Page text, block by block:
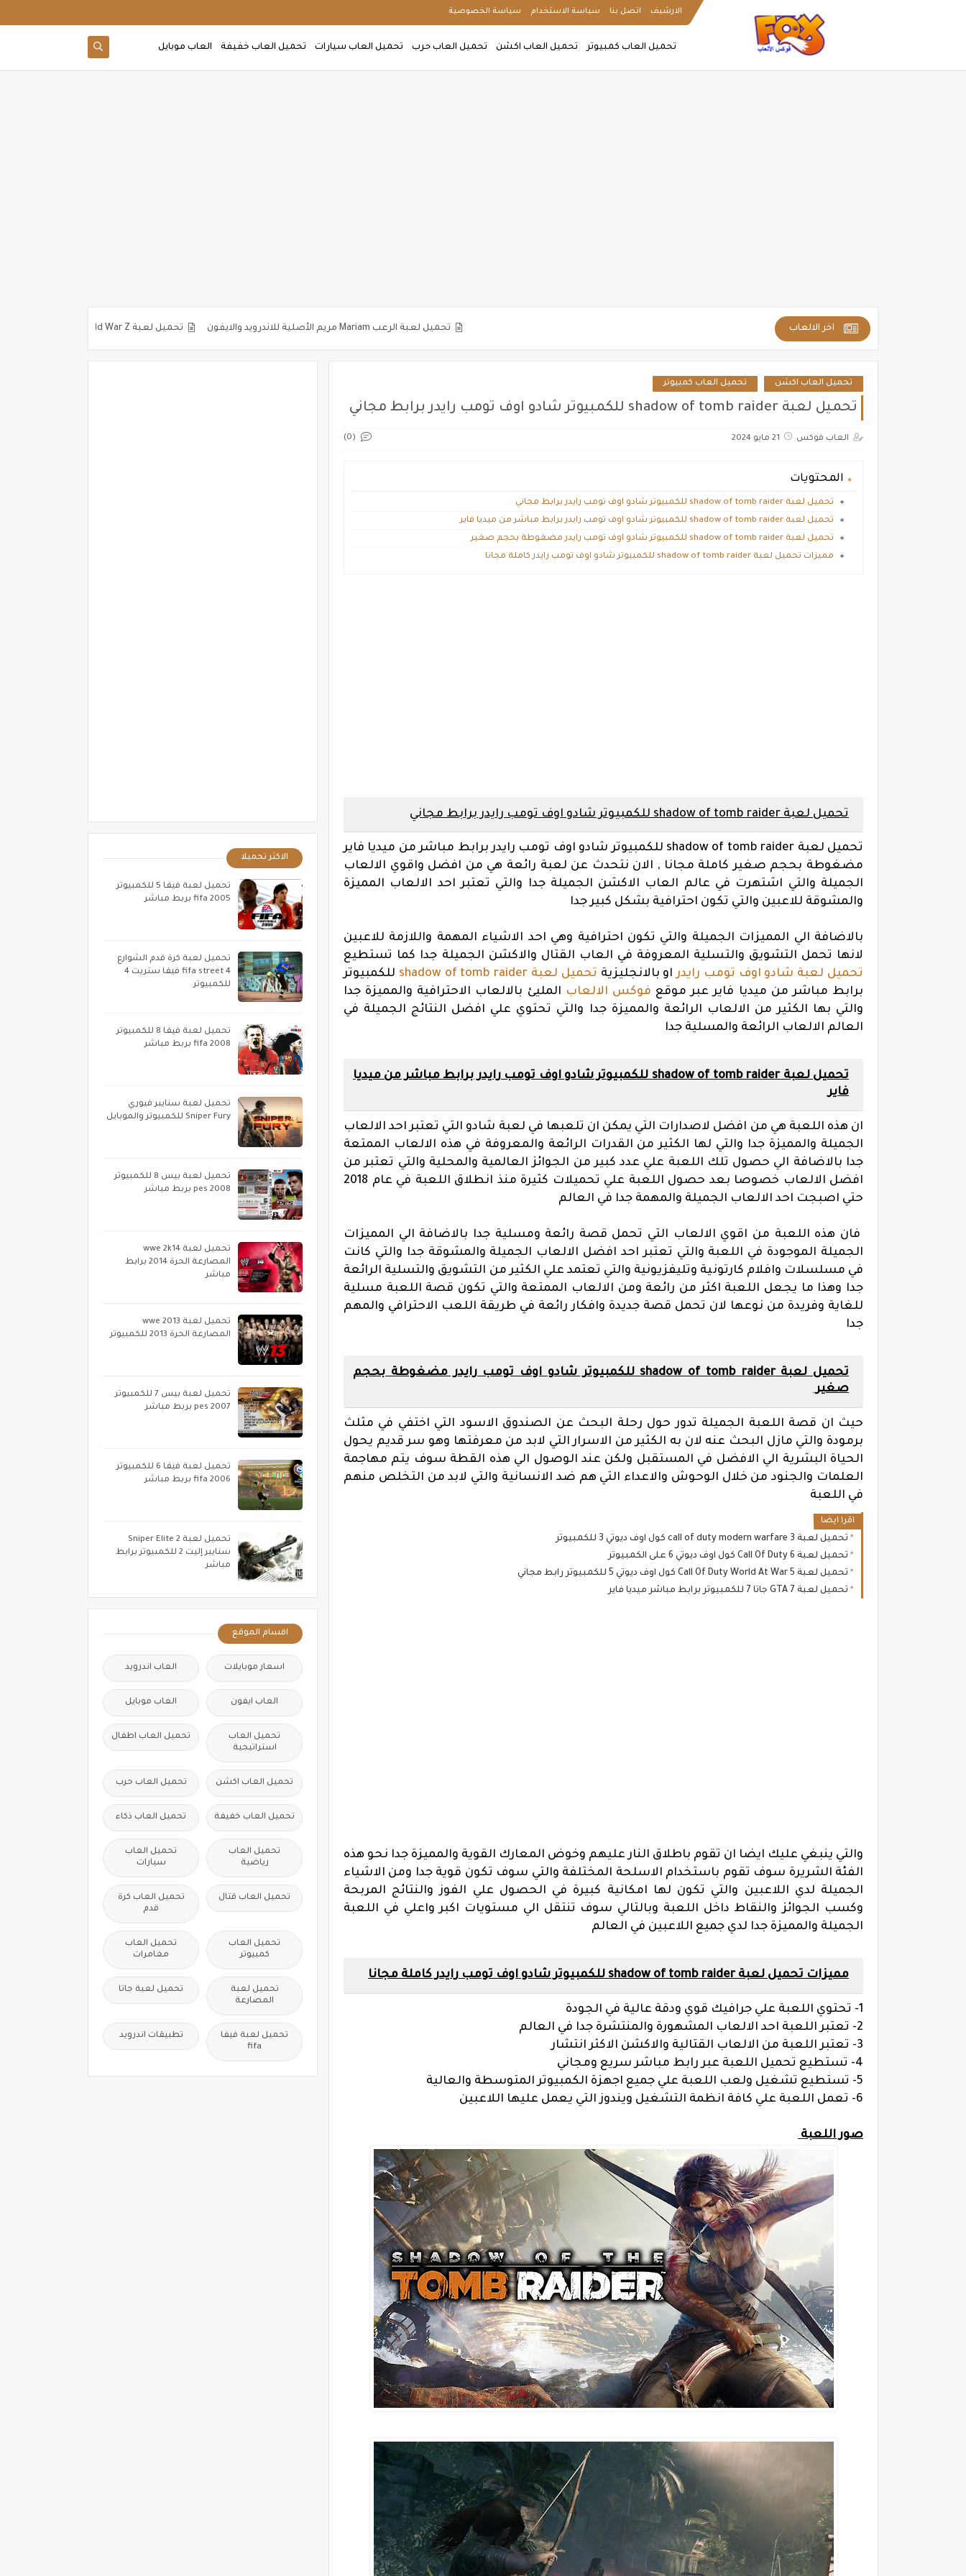
الارشيف اتصل بنا سياسة الاستخدام سياسة الخصوصية
تحميل العاب كمبيوتر تحميل العاب اكشن تحميل العاب حرب تحميل العاب سيارات تحميل العاب خفيفة العاب موبايل
اخر الالعاب تحميل لعبة الرعب Mariam مريم الأصلية للاندرويد والايفون تحميل لعبة World War Z للكمبيوتر والاندرويد مضغوطة كاملة برابط مباشر
تحميل العاب اكشن تحميل العاب كمبيوتر
تحميل لعبة shadow of tomb raider للكمبيوتر شادو اوف تومب رايدر برابط مجاني
العاب فوكس 21 مايو 2024 (0)
المحتويات
تحميل لعبة shadow of tomb raider للكمبيوتر شادو اوف تومب رايدر برابط مجاني
تحميل لعبة shadow of tomb raider للكمبيوتر شادو اوف تومب رايدر برابط مباشر من ميديا فاير
تحميل لعبة shadow of tomb raider للكمبيوتر شادو اوف تومب رايدر مضغوطة بحجم صغير
مميزات تحميل لعبة shadow of tomb raider للكمبيوتر شادو اوف تومب رايدر كاملة مجانا
تحميل لعبة shadow of tomb raider للكمبيوتر شادو اوف تومب رايدر برابط مجاني
تحميل لعبة shadow of tomb raider للكمبيوتر شادو اوف تومب رايدر برابط مباشر من ميديا فاير
مضغوطة بحجم صغير كاملة مجانا , الان نتحدث عن لعبة رائعة هي من افضل واقوي الالعاب
الجميلة والتي اشتهرت في عالم العاب الاكشن الجميلة جدا والتي تعتبر احد الالعاب المميزة
والمشوقة للاعبين والتي تكون احترافية بشكل كبير جدا
بالاضافة الي المميزات الجميلة والتي تكون احترافية وهي احد الاشياء المهمة واللازمة للاعبين
لانها تحمل التشويق والتسلية المعروفة في العاب القتال والاكشن الجميلة جدا كما تستطيع
تحميل لعبة شادو اوف تومب رايدراو بالانجليزية تحميل لعبة shadow of tomb raider
للكمبيوتر
برابط مباشر من ميديا فاير عبر موقع فوكس الالعاب المليئ بالالعاب الاحترافية والمميزة جدا
والتي بها الكثير من الالعاب الرائعة والمميزة جدا والتي تحتوي علي افضل النتائج الجميلة في
العالم الالعاب الرائعة والمسلية جدا
تحميل لعبة shadow of tomb raider للكمبيوتر شادو اوف تومب رايدر برابط مباشر من ميديا
فاير
ان هذه اللعبة هي من افضل لاصدارات التي يمكن ان تلعبها في لعبة شادو التي تعتبر احد الالعاب
الجميلة والمميزة جدا والتي لها الكثير من القدرات الرائعة والمعروفة في هذه الالعاب الممتعة
جدا بالاضافة الي حصول تلك اللعبة علي عدد كبير من الجوائز العالمية والمحلية والتي تعتبر من
افضل الالعاب خصوصا بعد حصول اللعبة علي تحميلات كثيرة منذ انطلاق اللعبة في عام 2018
حتي اصبجت احد الالعاب الجميلة والمهمة جدا في العالم
فان هذه اللعبة من اقوي الالعاب التي تحمل قصة رائعة ومسلية جدا بالاضافة الي المميزات
الجميلة الموجودة في اللعبة والتي تعتبر احد افضل الالعاب الجميلة والمشوقة جدا والتي كانت
في مسلسلات وافلام كارتونية وتليفزيونية والتي تعتمد علي الكثير من التشويق والتسلية الرائعة
جدا وهذا ما يجعل اللعبة اكثر من رائعة ومن الالعاب الممتعة والتي تكون قصة اللعبة مسلية
للغاية وفريدة من نوعها لان تحمل قصة جديدة وافكار رائعة في طريقة اللعب الاحترافي والمهم
جدا
تحميل لعبة shadow of tomb raider للكمبيوتر شادو اوف تومب رايدر مضغوطة بحجم
صغير
حيث ان قصة اللعبة الجميلة تدور حول رحلة البحث عن الصندوق الاسود التي اختفي في مثلث
برمودة والتي مازل البحث عنه لان به الكثير من الاسرار التي لابد من معرفتها وهو سر قديم يحول
الحياة البشرية الي الافضل في المستقبل ولكن عند الوصول الي هذه القطة سوف يتم مهاجمة
العلمات والجنود من خلال الوحوش والاعداء التي هم ضد الانسانية والتي لابد من التخلص منهم
في اللعبة
اقرا ايضا
تحميل لعبة call of duty modern warfare 3 كول اوف ديوتي 3 للكمبيوتر
تحميل لعبة Call Of Duty 6 كول اوف ديوتي 6 على الكمبيوتر
تحميل لعبة 5 Call Of Duty World At War كول اوف ديوتي 5 للكمبيوتر رابط مجاني
تحميل لعبة GTA 7 جاتا 7 للكمبيوتر برابط مباشر ميديا فاير
والتي ينبغي عليك ايضا ان تقوم باطلاق النار عليهم وخوض المعارك القوية والمميزة جدا نحو هذه
الفئة الشريرة سوف تقوم باستخدام الاسلحة المختلفة والتي سوف تكون قوية جدا ومن الاشياء
الجميلة لدي اللاعبين والتي تكون لها امكانية كبيرة في الحصول علي الفوز والنتائج المربحة
وكسب الجوائز والنقاط داخل اللعبة وبالتالي سوف تنتقل الي مستويات اكبر واعلي في اللعبة
الجميلة والمميزة جدا لدي جميع اللاعبين في العالم
مميزات تحميل لعبة shadow of tomb raider للكمبيوتر شادو اوف تومب رايدر كاملة مجانا
1- تحتوي اللعبة علي جرافيك قوي ودقة عالية في الجودة
2- تعتبر اللعبة احد الالعاب المشهورة والمنتشرة جدا في العالم
3- تعتبر اللعبة من الالعاب القتالية والاكشن الاكثر انتشار
4- تستطيع تحميل اللعبة عبر رابط مباشر سريع ومجاني
5- تستطيع تشغيل ولعب اللعبة علي جميع اجهزة الكمبيوتر المتوسطة والعالية
6- تعمل اللعبة علي كافة انظمة التشغيل ويندوز التي يعمل عليها اللاعبين
صور اللعبة
الاكثر تحميلا
تحميل لعبة فيفا 5 للكمبيوتر
fifa 2005 بربط مباشر
تحميل لعبة كرة قدم الشوارع
fifa street 4 فيفا ستريت 4
للكمبيوتر
تحميل لعبة فيفا 8 للكمبيوتر
fifa 2008 بربط مباشر
تحميل لعبة سنايبر فيوري
Sniper Fury للكمبيوتر والموبايل
تحميل لعبة بيس 8 للكمبيوتر
pes 2008 بربط مباشر
تحميل لعبة wwe 2k14
المصارعة الحرة 2014 برابط
مباشر
تحميل لعبة wwe 2013
المصارعة الحرة 2013 للكمبيوتر
تحميل لعبة بيس 7 للكمبيوتر
pes 2007 بربط مباشر
تحميل لعبة فيفا 6 للكمبيوتر
fifa 2006 بربط مباشر
تحميل لعبة Sniper Elite 2
سنايبر إليت 2 للكمبيوتر برابط
مباشر
اقسام الموقع
اسعار موبايلات العاب اندرويد
العاب ايفون العاب موبايل
تحميل العاب
استراتيجية
تحميل العاب اطفال
تحميل العاب اكشن تحميل العاب حرب
تحميل العاب خفيفة تحميل العاب ذكاء
تحميل العاب
رياضية
تحميل العاب
سيارات
تحميل العاب قتال
تحميل العاب كرة
قدم
تحميل العاب
كمبيوتر
تحميل العاب
مغامرات
تحميل لعبة
المصارعة
تحميل لعبة جاتا
تحميل لعبة فيفا
fifa
تطبيقات اندرويد